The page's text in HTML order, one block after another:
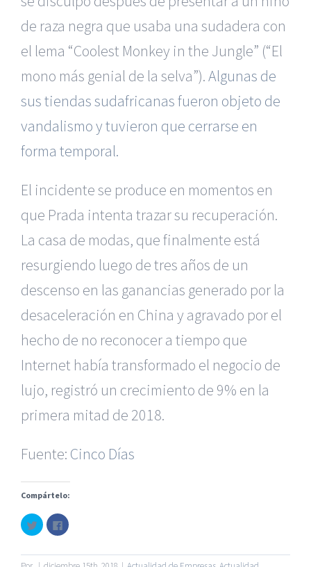
de raza negra que usaba una sudadera con
el lema “Coolest Monkey in the Jungle” (“El
mono más genial de la selva”).Algunas de
sus tiendas sudafricanas fueron objeto de
vandalismo y tuvieron que cerrarse en
forma temporal.
El incidente se produce en momentos en
que Prada intenta trazar su recuperación.
La casa de modas, que finalmente está
resurgiendo luego de tres años de un
descenso en las ganancias generado por la
desaceleración en China y agravado por el
hecho de no reconocer a tiempo que
Internet había transformado el negocio de
lujo, registró un crecimiento de 9% en la
primera mitad de 2018.
Fuente: Cinco Días
Compártelo:
Haz
clic
para
en
Twitter
Haz
clic
en
Facebook
|Recursos Administrativos| BGD Abogados Murcia |
Abogados Alicante|BGD Abogados Madrid
Servicios de nuestra Firma |
|Formación para Abogados
Accidentes de Alicante
© Copyright 2010 -
del sitio